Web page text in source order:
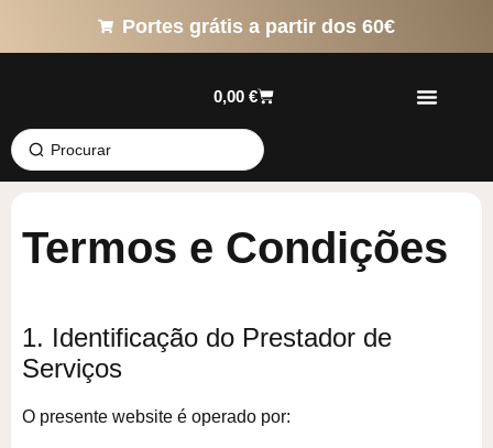
Portes grátis a partir dos 60€
0,00 €
Termos e Condições
1. Identificação do Prestador de
Serviços
O presente website é operado por: